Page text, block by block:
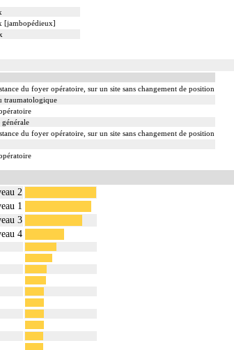
[jambopédieux]
du foyer opératoire, sur un site sans changement de position
traumatologique
du foyer opératoire, sur un site sans changement de position
2
1
3
4